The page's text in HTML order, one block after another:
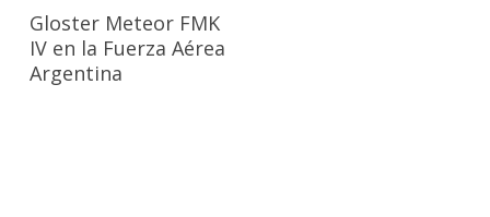
Leer Más
Gloster Meteor FMK
IV en la Fuerza Aérea
Argentina